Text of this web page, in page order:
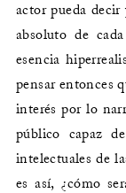
actor pueda
absoluto de
esencia
pensar entonces
interés por lo
público capaz
intelectuales de
es así, ¿cómo